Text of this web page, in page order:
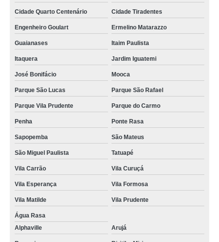
Cidade Quarto Centenário Cidade Tiradentes
Engenheiro Goulart Ermelino Matarazzo
Guaianases Itaim Paulista
Itaquera Jardim Iguatemi
José Bonifácio Mooca
Parque São Lucas Parque São Rafael
Parque Vila Prudente Parque do Carmo
Penha Ponte Rasa
Sapopemba São Mateus
São Miguel Paulista Tatuapé
Vila Carrão Vila Curuçá
Vila Esperança Vila Formosa
Vila Matilde Vila Prudente
Água Rasa
Alphaville
Arujá